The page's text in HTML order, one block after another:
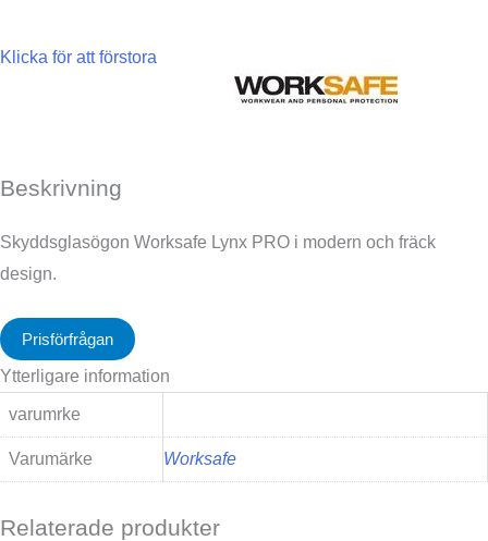
Klicka för att förstora
Beskrivning
Skyddsglasögon Worksafe Lynx PRO i modern och fräck
design.
Prisförfrågan
Ytterligare information
varumrke
Varumärke Worksafe
Relaterade produkter